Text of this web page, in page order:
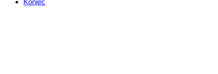
Koniec